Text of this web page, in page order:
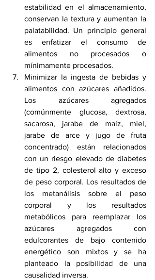
estabilidad en el almacenamiento,
conservan la textura y aumentan la
palatabilidad. Un principio general
es enfatizar el consumo de
alimentos no procesados o
mínimamente procesados.
Minimizar la ingesta de bebidas y
alimentos con azúcares añadidos.
Los azúcares agregados
(comúnmente glucosa, dextrosa,
sacarosa, jarabe de maíz, miel,
jarabe de arce y jugo de fruta
concentrado) están relacionados
con un riesgo elevado de diabetes
de tipo 2, colesterol alto y exceso
de peso corporal. Los resultados de
los metanálisis sobre el peso
corporal y los resultados
metabólicos para reemplazar los
azúcares agregados con
edulcorantes de bajo contenido
energético son mixtos y se ha
planteado la posibilidad de una
causalidad inversa.